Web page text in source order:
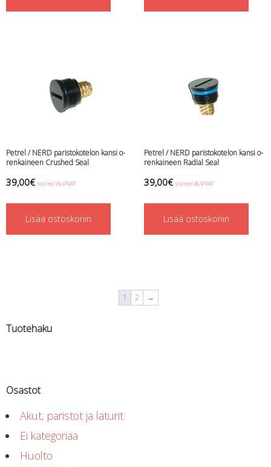
Petrel / NERD paristokotelon kansi o-
renkaineen Crushed Seal
39,00€ sis/incl ALV/VAT
Lisää ostoskoriin
Petrel / NERD paristokotelon kansi o-
renkaineen Radial Seal
39,00€ sis/incl ALV/VAT
Lisää ostoskoriin
1 2 →
Tuotehaku
Osastot
Akut, paristot ja laturit
Ei kategoriaa
Huolto